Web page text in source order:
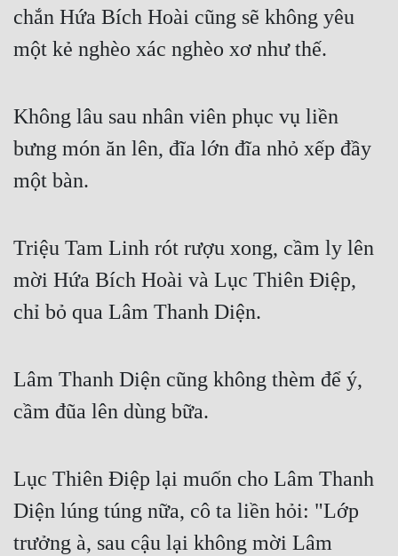
chắn Hứa Bích Hoài cũng sẽ không yêu
một kẻ nghèo xác nghèo xơ như thế.
Không lâu sau nhân viên phục vụ liền
bưng món ăn lên, đĩa lớn đĩa nhỏ xếp đầy
một bàn.
Triệu Tam Linh rót rượu xong, cầm ly lên
mời Hứa Bích Hoài và Lục Thiên Điệp,
chỉ bỏ qua Lâm Thanh Diện.
Lâm Thanh Diện cũng không thèm để ý,
cầm đũa lên dùng bữa.
Lục Thiên Điệp lại muốn cho Lâm Thanh
Diện lúng túng nữa, cô ta liền hỏi: "Lớp
trưởng à, sau cậu lại không mời Lâm